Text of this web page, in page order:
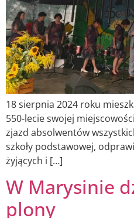
18 sierpnia 2024 roku
550-lecie swojej
zjazd absolwentów
szkoły podstawowej,
żyjących i […]
W Marysinie
plony